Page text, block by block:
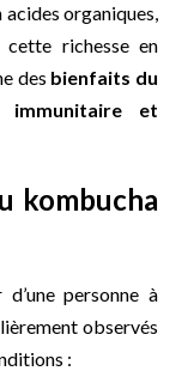
organiques,
cette richesse en
des bienfaits du
immunitaire et
kombucha
personne à
observés
: